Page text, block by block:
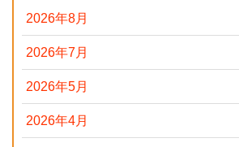
2026年8月
2026年7月
2026年5月
2026年4月